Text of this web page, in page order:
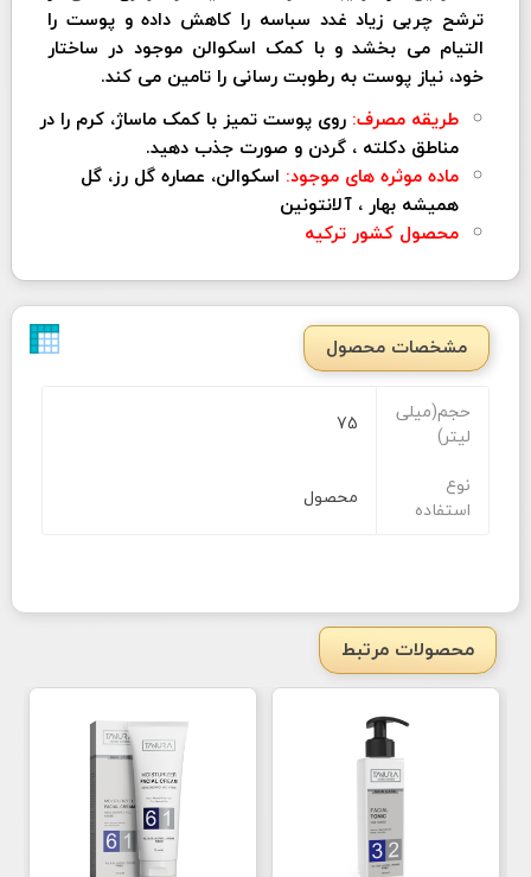
ترشح چربی زیاد غدد سباسه را کاهش داده و پوست را
التیام می بخشد و با کمک اسکوالن موجود در ساختار
خود، نیاز پوست به رطوبت رسانی را تامین می کند.
طریقه مصرف: روی پوست تمیز با کمک ماساژ، کرم را در
مناطق دکلته ، گردن و صورت جذب دهید.
ماده موثره های موجود: اسکوالن، عصاره گل رز، گل
همیشه بهار ، آلانتونین
محصول کشور ترکیه
مشخصات محصول
حجم(میلی
لیتر)
75
نوع
استفاده
محصول
محصولات مرتبط